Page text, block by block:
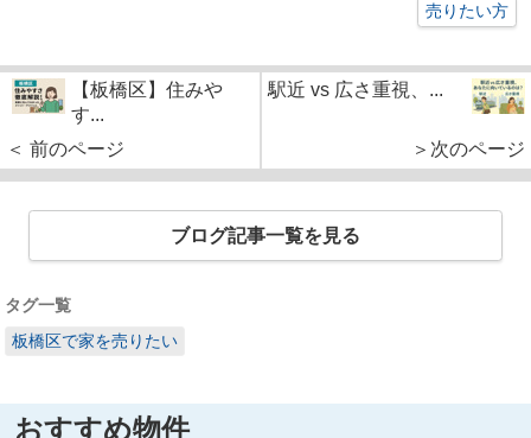
売りたい方
【板橋区】住みや
す...
＜ 前のページ
駅近 vs 広さ重視、...
＞次のページ
ブログ記事一覧を見る
タグ一覧
板橋区で家を売りたい
おすすめ物件